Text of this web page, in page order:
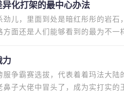
化打架的最中心办法
儿，里面到处是暗红彤彤的岩
面还是人们能够看到的最为不一
力
争霸赛选拔，代表着着玛法大
子大佬中冒头了，成为实打实的